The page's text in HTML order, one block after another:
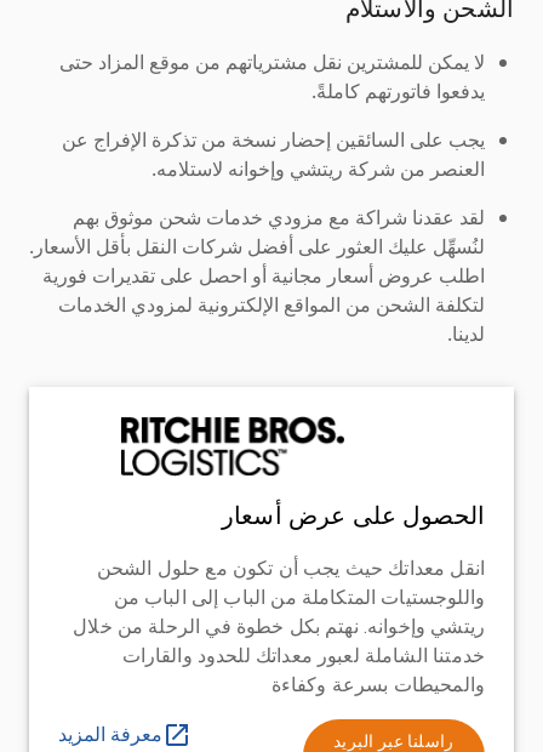
الشحن والاستلام
لا يمكن للمشترين نقل مشترياتهم من موقع المزاد حتى
يدفعوا فاتورتهم كاملةً.
يجب على السائقين إحضار نسخة من تذكرة الإفراج عن
العنصر من شركة ريتشي وإخوانه لاستلامه.
لقد عقدنا شراكة مع مزودي خدمات شحن موثوق بهم
لنُسهِّل عليك العثور على أفضل شركات النقل بأقل الأسعار.
اطلب عروض أسعار مجانية أو احصل على تقديرات فورية
لتكلفة الشحن من المواقع الإلكترونية لمزودي الخدمات
لدينا.
الحصول على عرض أسعار
انقل معداتك حيث يجب أن تكون مع حلول الشحن
واللوجستيات المتكاملة من الباب إلى الباب من
ريتشي وإخوانه. نهتم بكل خطوة في الرحلة من خلال
خدمتنا الشاملة لعبور معداتك للحدود والقارات
والمحيطات بسرعة وكفاءة
راسلنا عبر البريد
معرفة المزيد